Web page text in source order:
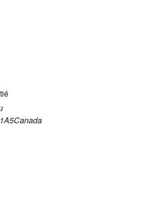
Canada